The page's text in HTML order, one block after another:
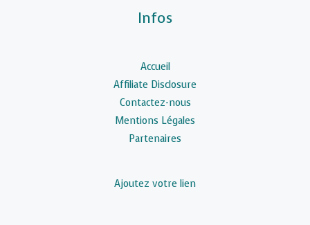
Infos
Accueil
Affiliate Disclosure
Contactez-nous
Mentions Légales
Partenaires
Ajoutez votre lien